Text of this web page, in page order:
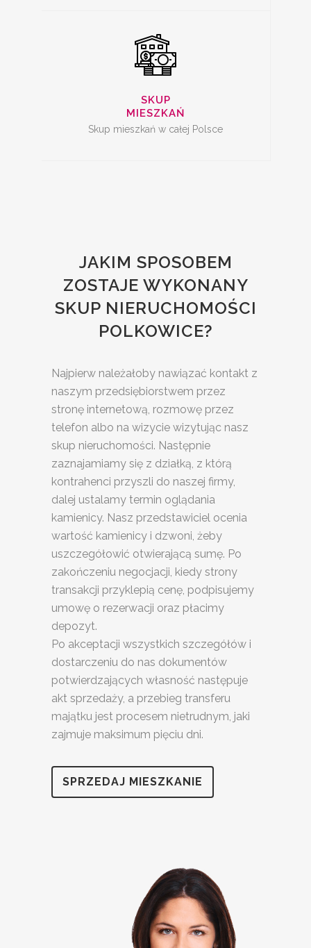
SKUP
MIESZKAŃ
Skup mieszkań w całej Polsce
JAKIM SPOSOBEM
ZOSTAJE WYKONANY
SKUP NIERUCHOMOŚCI
POLKOWICE?
Najpierw należałoby nawiązać kontakt z
naszym przedsiębiorstwem przez
stronę internetową, rozmowę przez
telefon albo na wizycie wizytując nasz
skup nieruchomości. Następnie
zaznajamiamy się z działką, z którą
kontrahenci przyszli do naszej firmy,
dalej ustalamy termin oglądania
kamienicy. Nasz przedstawiciel ocenia
wartość kamienicy i dzwoni, żeby
uszczegółowić otwierającą sumę. Po
zakończeniu negocjacji, kiedy strony
transakcji przyklepią cenę, podpisujemy
umowę o rezerwacji oraz płacimy
depozyt.
Po akceptacji wszystkich szczegółów i
dostarczeniu do nas dokumentów
potwierdzających własność następuje
akt sprzedaży, a przebieg transferu
majątku jest procesem nietrudnym, jaki
zajmuje maksimum pięciu dni.
SPRZEDAJ MIESZKANIE